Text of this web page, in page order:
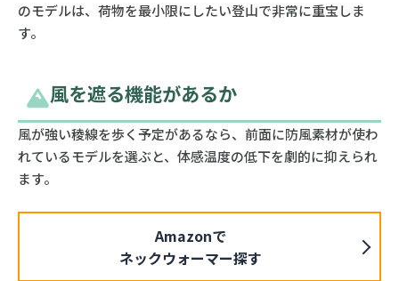
のモデルは、荷物を最小限にしたい登山で非常に重宝しま
す。
風を遮る機能があるか
風が強い稜線を歩く予定があるなら、前面に防風素材が使わ
れているモデルを選ぶと、体感温度の低下を劇的に抑えられ
ます。
Amazonで
ネックウォーマー探す